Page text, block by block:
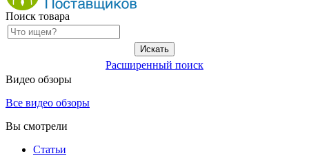
Поиск товара
Расширенный поиск
Видео обзоры
Все видео обзоры
Вы смотрели
Статьи